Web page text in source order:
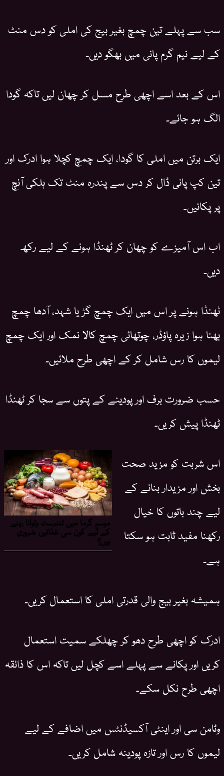
سب سے پہلے تین چمچ بغیر بیج کی املی کو دس منٹ
کے لیے نیم گرم پانی میں بھگو دیں۔
اس کے بعد اسے اچھی طرح مسل کر چھان لیں تاکہ گودا
الگ ہو جائے۔
ایک برتن میں املی کا گودا، ایک چمچ کچلا ہوا ادرک اور
تین کپ پانی ڈال کر دس سے پندرہ منٹ تک ہلکی آنچ
پر پکائیں۔
اب اس آمیزے کو چھان کر ٹھنڈا ہونے کے لیے رکھ
دیں۔
ٹھنڈا ہونے پر اس میں ایک چمچ گڑ یا شہد، آدھا چمچ
بھنا ہوا زیرہ پاؤڈر، چوتھائی چمچ کالا نمک اور ایک چمچ
لیموں کا رس شامل کر کے اچھی طرح ملائیں۔
حسب ضرورت برف اور پودینے کے پتوں سے سجا کر ٹھنڈا
ٹھنڈا پیش کریں۔
اس شربت کو مزید صحت
بخش اور مزیدار بنانے کے
لیے چند باتوں کا خیال
رکھنا مفید ثابت ہو سکتا
ہے۔
ہمیشہ بغیر بیج والی قدرتی املی کا استعمال کریں۔
ادرک کو اچھی طرح دھو کر چھلکے سمیت استعمال
کریں اور پکانے سے پہلے اسے کچل لیں تاکہ اس کا ذائقہ
اچھی طرح نکل سکے۔
وٹامن سی اور اینٹی آکسیڈنٹس میں اضافے کے لیے
لیموں کا رس اور تازہ پودینہ شامل کریں۔